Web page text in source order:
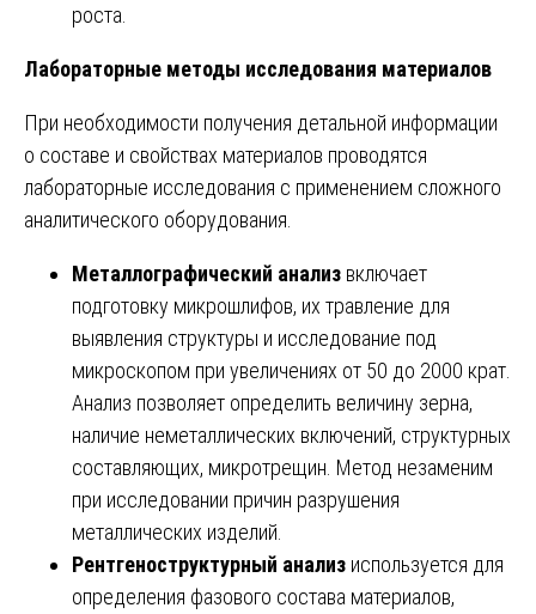
роста.
Лабораторные методы исследования материалов
При необходимости получения детальной информации
о составе и свойствах материалов проводятся
лабораторные исследования с применением сложного
аналитического оборудования.
Металлографический анализ включает
подготовку микрошлифов, их травление для
выявления структуры и исследование под
микроскопом при увеличениях от 50 до 2000 крат.
Анализ позволяет определить величину зерна,
наличие неметаллических включений, структурных
составляющих, микротрещин. Метод незаменим
при исследовании причин разрушения
металлических изделий.
Рентгеноструктурный анализ используется для
определения фазового состава материалов,